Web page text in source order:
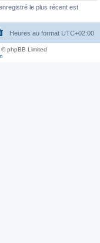
le plus récent est
Heures au format UTC+02:00
phpBB Limited